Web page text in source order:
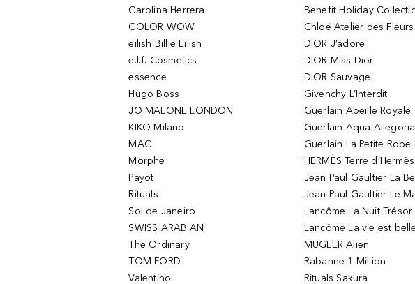
Carolina Herrera
COLOR WOW
eilish Billie Eilish
e.l.f. Cosmetics
essence
Hugo Boss
JO MALONE LONDON
KIKO Milano
MAC
Morphe
Payot
Rituals
Sol de Janeiro
SWISS ARABIAN
The Ordinary
TOM FORD
Valentino
Benefit Holiday
Chloé Atelier des Fleurs
DIOR J’adore
DIOR Miss Dior
DIOR Sauvage
Givenchy L’Interdit
Guerlain Abeille Royale
Guerlain Aqua Allegoria
Guerlain La Petite Robe
HERMÈS Terre d’Hermès
Jean Paul Gaultier La
Jean Paul Gaultier Le
Lancôme La Nuit Trésor
Lancôme La vie est belle
MUGLER Alien
Rabanne 1 Million
Rituals Sakura